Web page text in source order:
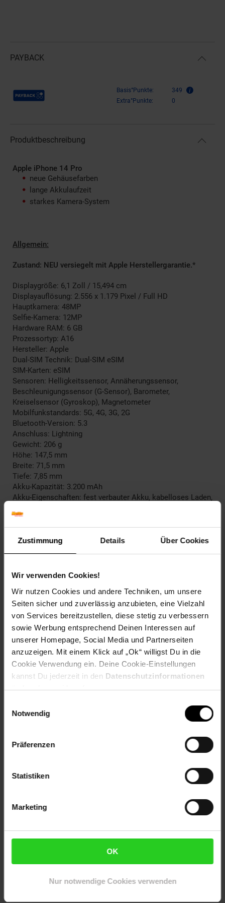
Zustimmung Details Über Cookies
Wir verwenden Cookies!
Wir nutzen Cookies und andere Techniken, um unsere
Seiten sicher und zuverlässig anzubieten, eine Vielzahl
von Services bereitzustellen, diese stetig zu verbessern
sowie Werbung entsprechend Deinen Interessen auf
unserer Homepage, Social Media und Partnerseiten
anzuzeigen. Mit einem Klick auf „Ok“ willigst Du in die
Cookie Verwendung ein. Deine Cookie-Einstellungen
kannst Du jederzeit in den Datenschutzinformationen
ändern bzw. widerrufen.
Notwendig
Präferenzen
Statistiken
Marketing
OK
Nur notwendige Cookies verwenden
PAYBACK
Payback Punkte Basis°Punkte:
349
Extra°Punkte:
0
Produktbeschreibung
Apple iPhone 14 Pro
neue Gehäusefarben
lange Akkulaufzeit
starkes Kamera-System
Allgemein:
Zustand: NEU versiegelt mit Apple Herstellergarantie.*
Displaygröße: 6,1 Zoll / 15,494 cm
Displayauflösung: 2.556 x 1.179 Pixel / Full HD
Hauptkamera: 48MP
Selfie-Kamera: 12MP
Hardware RAM: 6 GB
Prozessortyp: A16
Hersteller: Apple
Dual-SIM Technik: Dual-SIM eSIM
SIM-Karten: eSIM
Sensoren: Helligkeitssensor, Annäherungssensor,
Beschleunigungssensor (G-Sensor), Barometer,
Kreiselsensor (Gyroskop), Magnetometer
Mobilfunkstandards: 5G, 4G, 3G, 2G
Bluetooth-Version: 5.3
Anschluss: Lightning
Gewicht: 206 g
Höhe: 147,5 mm
Breite: 71,5 mm
Tiefe: 7,85 mm
Akku-Kapazität: 3.200 mAh
Akku-Eigenschaften: fest verbauter Akku, kabelloses Laden,
Sperrstatus: Frei ab Werk
Vertrag: Ohne Vertrag
Lieferumfang
Smartphone
Ladekabel
SIM-Nadel
Modellnummer kann aufgrund internationaler Geräte
abweichen
*) 24 Monate Garantie/Gewährleistung - komplettes
Qualitäts-&Retourenkontrolle können vereinzelte Geräte
bereits aktiviert sein! - Neuware/Lagerware/CPO vom
Artikelnummer: 2819071000
Artikel gehört zur Kategorie:
Handys & Smartphones
Versandinformationen